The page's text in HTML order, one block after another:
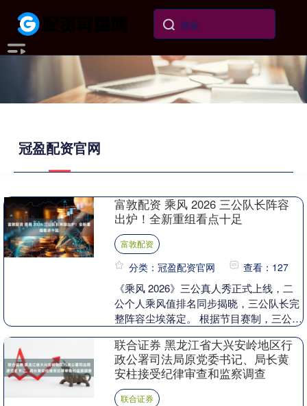
冠盈配资官网
富敦配资 乘风 2026 三公队长阵容
出炉！全新重组看点十足
富敦配资
分类：冠盈配资官网 查看：127
《乘风 2026》三公真人秀正式上线，二
公个人乘风值排名同步揭晓，三公队长完
整阵容尘埃落定。 根据节目赛制，三公共
凭借二公个....
联合证券 黑龙江省大兴安岭地区行
政公署司法局原党委书记、局长黄
安柱接受纪律审查和监察调查
联合证券